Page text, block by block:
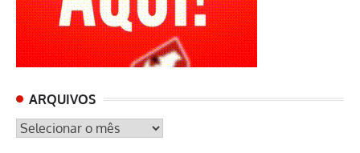
ARQUIVOS
ARQUIVOS